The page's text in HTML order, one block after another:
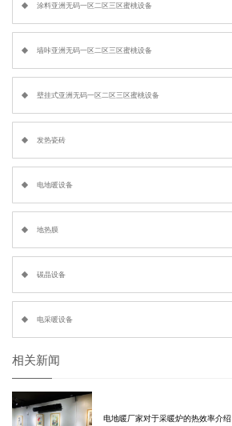
涂料亚洲无码一区二区三区蜜桃设备
墙咔亚洲无码一区二区三区蜜桃设备
壁挂式亚洲无码一区二区三区蜜桃设备
发热瓷砖
电地暖设备
地热膜
碳晶设备
电采暖设备
相关新闻
电地暖厂家对于采暖炉的热效率介绍